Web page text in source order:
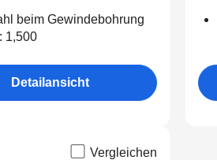
beim Gewindebohrung
1,500
Detailansicht
Vergleichen